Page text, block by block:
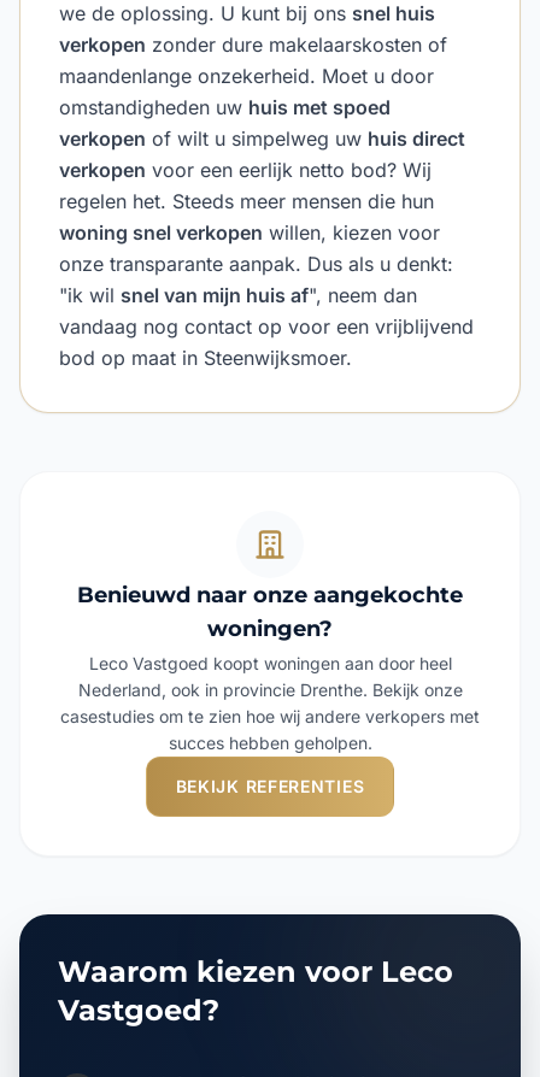
we de oplossing. U kunt bij ons snel huis
verkopen zonder dure makelaarskosten of
maandenlange onzekerheid. Moet u door
omstandigheden uw huis met spoed
verkopen of wilt u simpelweg uw huis direct
verkopen voor een eerlijk netto bod? Wij
regelen het. Steeds meer mensen die hun
woning snel verkopen willen, kiezen voor
onze transparante aanpak. Dus als u denkt:
"ik wil snel van mijn huis af", neem dan
vandaag nog contact op voor een vrijblijvend
bod op maat in Steenwijksmoer.
Benieuwd naar onze aangekochte
woningen?
Leco Vastgoed koopt woningen aan door heel
Nederland, ook in provincie Drenthe. Bekijk onze
casestudies om te zien hoe wij andere verkopers met
succes hebben geholpen.
BEKIJK REFERENTIES
Waarom kiezen voor Leco
Vastgoed?